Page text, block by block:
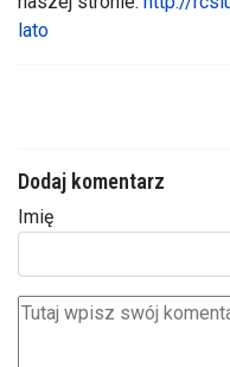
lato
Dodaj komentarz
Imię